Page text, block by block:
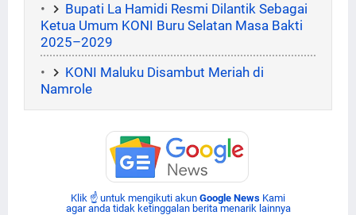
Bupati La Hamidi Resmi Dilantik Sebagai
Ketua Umum KONI Buru Selatan Masa Bakti
2025–2029
KONI Maluku Disambut Meriah di
Namrole
Klik ☝ untuk mengikuti akun Google News Kami
agar anda tidak ketinggalan berita menarik lainnya